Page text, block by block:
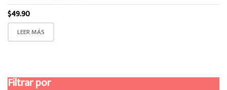
$49.90
LEER MÁS
Filtrar por